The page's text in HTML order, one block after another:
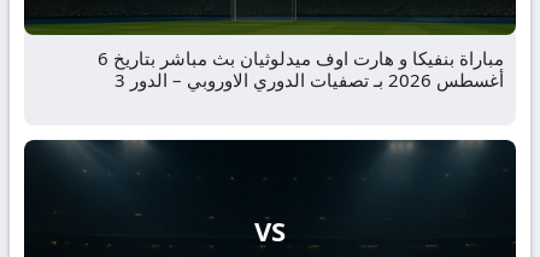
مباراة بنفيكا و هارت اوف ميدلوثيان بث مباشر بتاريخ 6
أغسطس 2026 بـ تصفيات الدوري الاوروبي – الدور 3
VS